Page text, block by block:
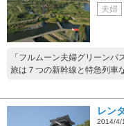
夫婦
「フルムーン夫婦グリーンパ
旅は７つの新幹線と特急列車
レン
2014/4/